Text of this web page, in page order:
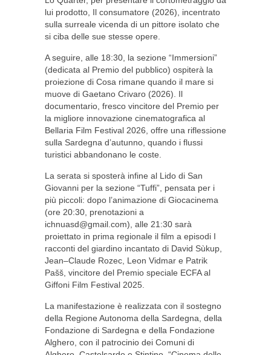
lui prodotto, Il consumatore (2026), incentrato
sulla surreale vicenda di un pittore isolato che
si ciba delle sue stesse opere.
A seguire, alle 18:30, la sezione “Immersioni”
(dedicata al Premio del pubblico) ospiterà la
proiezione di Cosa rimane quando il mare si
muove di Gaetano Crivaro (2026). Il
documentario, fresco vincitore del Premio per
la migliore innovazione cinematografica al
Bellaria Film Festival 2026, offre una riflessione
sulla Sardegna d’autunno, quando i flussi
turistici abbandonano le coste.
La serata si sposterà infine al Lido di San
Giovanni per la sezione “Tuffi”, pensata per i
più piccoli: dopo l’animazione di Giocacinema
(ore 20:30, prenotazioni a
ichnuasd@gmail.com), alle 21:30 sarà
proiettato in prima regionale il film a episodi I
racconti del giardino incantato di David Sùkup,
Jean–Claude Rozec, Leon Vidmar e Patrik
Pašš, vincitore del Premio speciale ECFA al
Giffoni Film Festival 2025.
La manifestazione è realizzata con il sostegno
della Regione Autonoma della Sardegna, della
Fondazione di Sardegna e della Fondazione
Alghero, con il patrocinio dei Comuni di